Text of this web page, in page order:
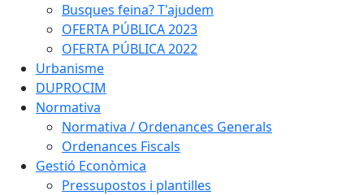
Busques feina? T'ajudem
OFERTA PÚBLICA 2023
OFERTA PÚBLICA 2022
Urbanisme
DUPROCIM
Normativa
Normativa / Ordenances Generals
Ordenances Fiscals
Gestió Econòmica
Pressupostos i plantilles